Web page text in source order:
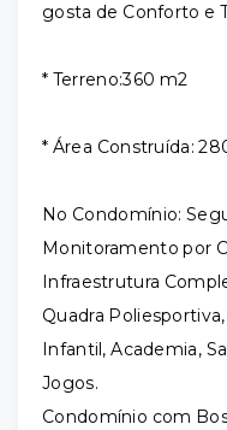
gosta de Conforto e
* Terreno:360 m2
* Área Construída:
No Condomínio:
Monitoramento por
Infraestrutura
Quadra
Infantil, Academia,
Jogos.
Condomínio com